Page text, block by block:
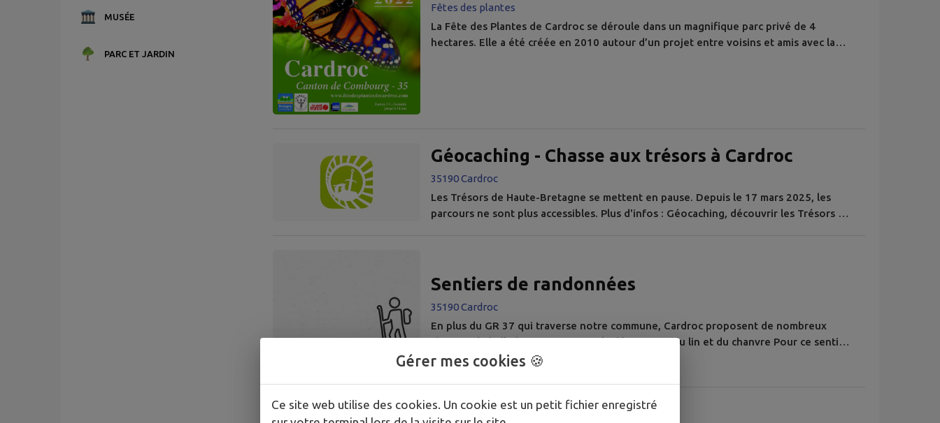
MUSÉE
PARC ET JARDIN
Fêtes des plantes
La Fête des Plantes de Cardroc se déroule dans un magnifique parc privé de 4
hectares. Elle a été créée en 2010 autour d’un projet entre voisins et amis avec la
Géocaching - Chasse aux trésors à Cardroc
35190 Cardroc
Les Trésors de Haute-Bretagne se mettent en pause. Depuis le 17 mars 2025, les
parcours ne sont plus accessibles. Plus d'infos : Géocaching, découvrir les Trésors de
Sentiers de randonnées
35190 Cardroc
En plus du GR 37 qui traverse notre commune, Cardroc proposent de nombreux
chemins de ballades : Sentier 1 : A la découverte du lin et du chanvre Pour ce sentier,
1 GPS (gratuit) est à votre disposition à la mairie ! Départ de la mairie rue des
Gérer mes cookies 🍪
Ce site web utilise des cookies. Un cookie est un petit fichier enregistré